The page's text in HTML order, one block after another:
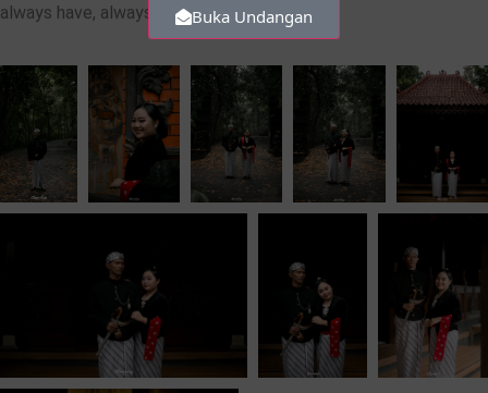
always have, always will.”Buka Undangan